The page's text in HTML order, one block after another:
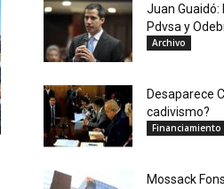
Juan Guaidó:
Pdvsa y
Archivo
Desaparece
cadivismo?
Financiamiento
Mossack